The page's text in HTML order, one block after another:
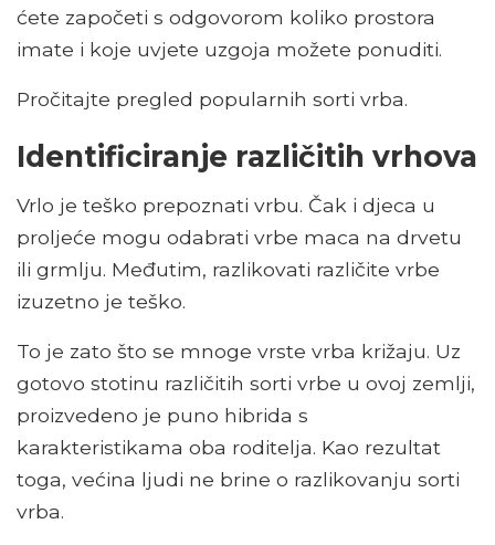
ćete započeti s odgovorom koliko prostora
imate i koje uvjete uzgoja možete ponuditi.
Pročitajte pregled popularnih sorti vrba.
Identificiranje različitih vrhova
Vrlo je teško prepoznati vrbu. Čak i djeca u
proljeće mogu odabrati vrbe maca na drvetu
ili grmlju. Međutim, razlikovati različite vrbe
izuzetno je teško.
To je zato što se mnoge vrste vrba križaju. Uz
gotovo stotinu različitih sorti vrbe u ovoj zemlji,
proizvedeno je puno hibrida s
karakteristikama oba roditelja. Kao rezultat
toga, većina ljudi ne brine o razlikovanju sorti
vrba.